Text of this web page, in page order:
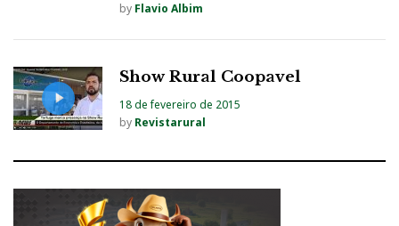
by Flavio Albim
Show Rural Coopavel
18 de fevereiro de 2015
by Revistarural